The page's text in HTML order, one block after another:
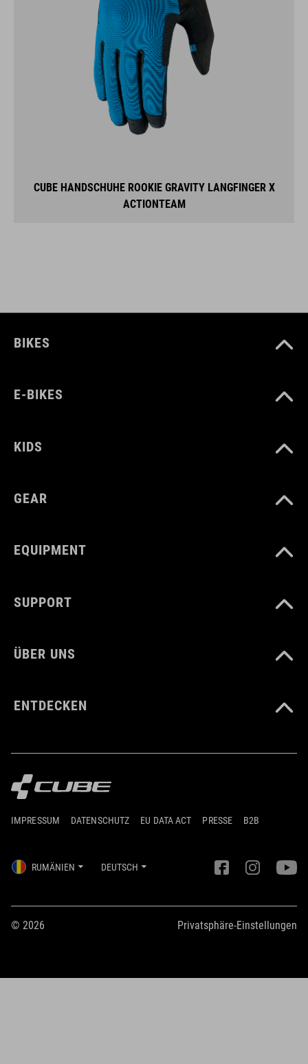
CUBE HANDSCHUHE ROOKIE GRAVITY LANGFINGER X
ACTIONTEAM
BIKES
E-BIKES
KIDS
GEAR
EQUIPMENT
SUPPORT
ÜBER UNS
ENTDECKEN
IMPRESSUM DATENSCHUTZ EU DATA ACT PRESSE B2B
RUMÄNIEN DEUTSCH
© 2026 Privatsphäre-Einstellungen